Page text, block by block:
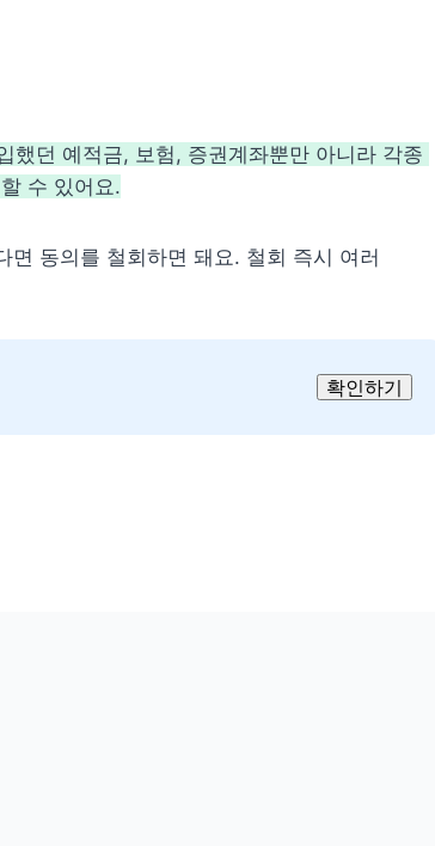
했던 예적금, 보험, 증권계좌뿐만 아니라 각종
수 있어요.
동의를 철회하면 돼요. 철회 즉시 여러
확인하기